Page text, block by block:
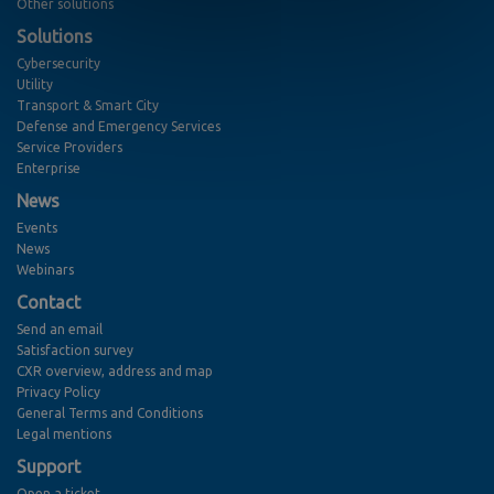
Other solutions
Solutions
Cybersecurity
Utility
Transport & Smart City
Defense and Emergency Services
Service Providers
Enterprise
News
Events
News
Webinars
Contact
Send an email
Satisfaction survey
CXR overview, address and map
Privacy Policy
General Terms and Conditions
Legal mentions
Support